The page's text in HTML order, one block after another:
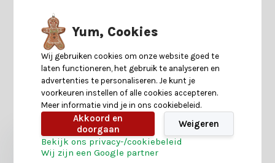
Reviews
Heb je nog interesse in deze recent bekeken
producten?
Yum, Cookies
Wij gebruiken cookies om onze website goed te
laten functioneren, het gebruik te analyseren en
advertenties te personaliseren. Je kunt je
voorkeuren instellen of alle cookies accepteren.
Meer informatie vind je in ons cookiebeleid.
Akkoord en
doorgaan
Weigeren
Bekijk ons privacy-/cookiebeleid
Wij zijn een Google partner